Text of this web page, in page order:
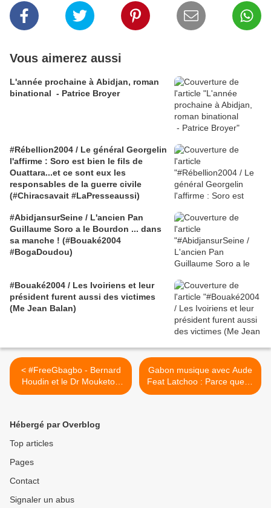
Vous aimerez aussi
L'année prochaine à Abidjan, roman
binational - Patrice Broyer
#Rébellion2004 / Le général Georgelin
l'affirme : Soro est bien le fils de
Ouattara...et ce sont eux les
responsables de la guerre civile
(#Chiracsavait #LaPresseaussi)
#AbidjansurSeine / L'ancien Pan
Guillaume Soro a le Bourdon ... dans
sa manche ! (#Bouaké2004
#BogaDoudou)
#Bouaké2004 / Les Ivoiriens et leur
président furent aussi des victimes
(Me Jean Balan)
< #FreeGbagbo - Bernard
Houdin et le Dr Mouketou
débriefent l'audience de la
Gabon musique avec Aude
Feat Latchoo : Parce que je
n'aime que toi >
Hébergé par Overblog
Top articles
Pages
Contact
Signaler un abus